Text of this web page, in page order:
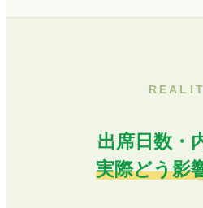
出席日数・
実際どう影